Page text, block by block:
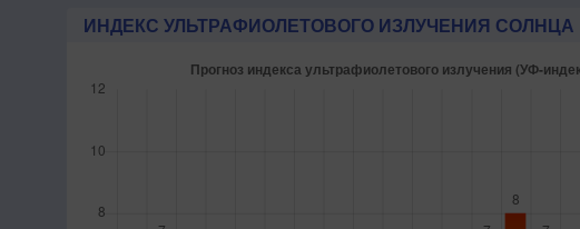
ИНДЕКС УЛЬТРАФИОЛЕТОВОГО ИЗЛУЧЕНИЯ СОЛНЦА